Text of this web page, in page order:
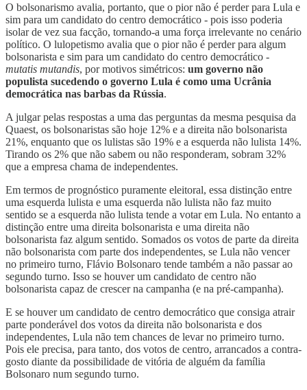
O bolsonarismo avalia, portanto, que o pior não é perder para Lula e
sim para um candidato do centro democrático - pois isso poderia
isolar de vez sua facção, tornando-a uma força irrelevante no cenário
político. O lulopetismo avalia que o pior não é perder para algum
bolsonarista e sim para um candidato do centro democrático -
mutatis mutandis, por motivos simétricos: um governo não
populista sucedendo o governo Lula é como uma Ucrânia
democrática nas barbas da Rússia.
A julgar pelas respostas a uma das perguntas da mesma pesquisa da
Quaest, os bolsonaristas são hoje 12% e a direita não bolsonarista
21%, enquanto que os lulistas são 19% e a esquerda não lulista 14%.
Tirando os 2% que não sabem ou não responderam, sobram 32%
que a empresa chama de independentes.
Em termos de prognóstico puramente eleitoral, essa distinção entre
uma esquerda lulista e uma esquerda não lulista não faz muito
sentido se a esquerda não lulista tende a votar em Lula. No entanto a
distinção entre uma direita bolsonarista e uma direita não
bolsonarista faz algum sentido. Somados os votos de parte da direita
não bolsonarista com parte dos independentes, se Lula não vencer
no primeiro turno, Flávio Bolsonaro tende também a não passar ao
segundo turno. Isso se houver um candidato de centro não
bolsonarista capaz de crescer na campanha (e na pré-campanha).
E se houver um candidato de centro democrático que consiga atrair
parte ponderável dos votos da direita não bolsonarista e dos
independentes, Lula não tem chances de levar no primeiro turno.
Pois ele precisa, para tanto, dos votos de centro, arrancados a contra-
gosto diante da possibilidade de vitória de alguém da família
Bolsonaro num segundo turno.